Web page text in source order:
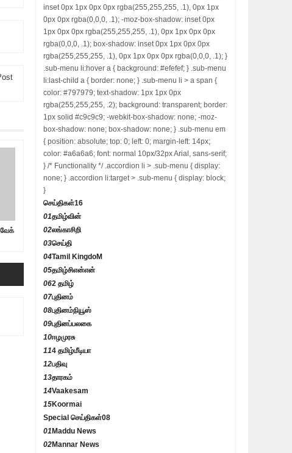
inset 0px 1px 0px 0px rgba(255,255,255, .1), 0px 1px
0px 0px rgba(0,0,0, .1); -moz-box-shadow: inset 0px
1px 0px 0px rgba(255,255,255, .1), 0px 1px 0px 0px
rgba(0,0,0, .1); box-shadow: inset 0px 1px 0px 0px
rgba(255,255,255, .1), 0px 1px 0px 0px rgba(0,0,0, .1); }
.sub-menu li:hover a { background: #efefef; } .sub-menu
li:last-child a { border: none; } .sub-menu li > a span {
color: #797979; text-shadow: 1px 1px 0px
rgba(255,255,255, .2); background: transparent; border:
1px solid #c9c9c9; -webkit-box-shadow: none; -moz-
box-shadow: none; box-shadow: none; } .sub-menu em
{ position: absolute; top: 0; left: 0; margin-left: 14px;
color: #a6a6a6; font: normal 10px/32px Arial, sans-serif;
} /* Functionality */ .accordion li > .sub-menu { display:
none; } .accordion li:target > .sub-menu { display: block;
}
செய்திகள்16
01தமிழ்வின்
02லங்காசிறி
03செய்தி
04Tamil KingdoM
05தமிழ்சிஎன்என்
062 தமிழ்
07புதினம்
08புதினம்நியூஸ்
09புதினப்பலகை
10ஈழமுரசு
114 தமிழ்மீடியா
12பதிவு
13தாரகம்
14Vaakesam
15Koormai
Special செய்திகள்08
01 Maddu News
02Mannar News